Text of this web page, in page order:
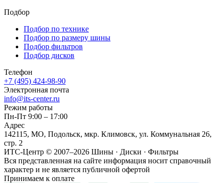
Подбор
Подбор по технике
Подбор по размеру шины
Подбор фильтров
Подбор дисков
Телефон
+7 (495) 424-98-90
Электронная почта
info@its-center.ru
Режим работы
Пн-Пт 9:00 – 17:00
Адрес
142115, МО, Подольск, мкр. Климовск, ул. Коммунальная 26,
стр. 2
ИТС-Центр © 2007–2026 Шины · Диски · Фильтры
Вся представленная на сайте информация носит справочный
характер и не является публичной офертой
Принимаем к оплате